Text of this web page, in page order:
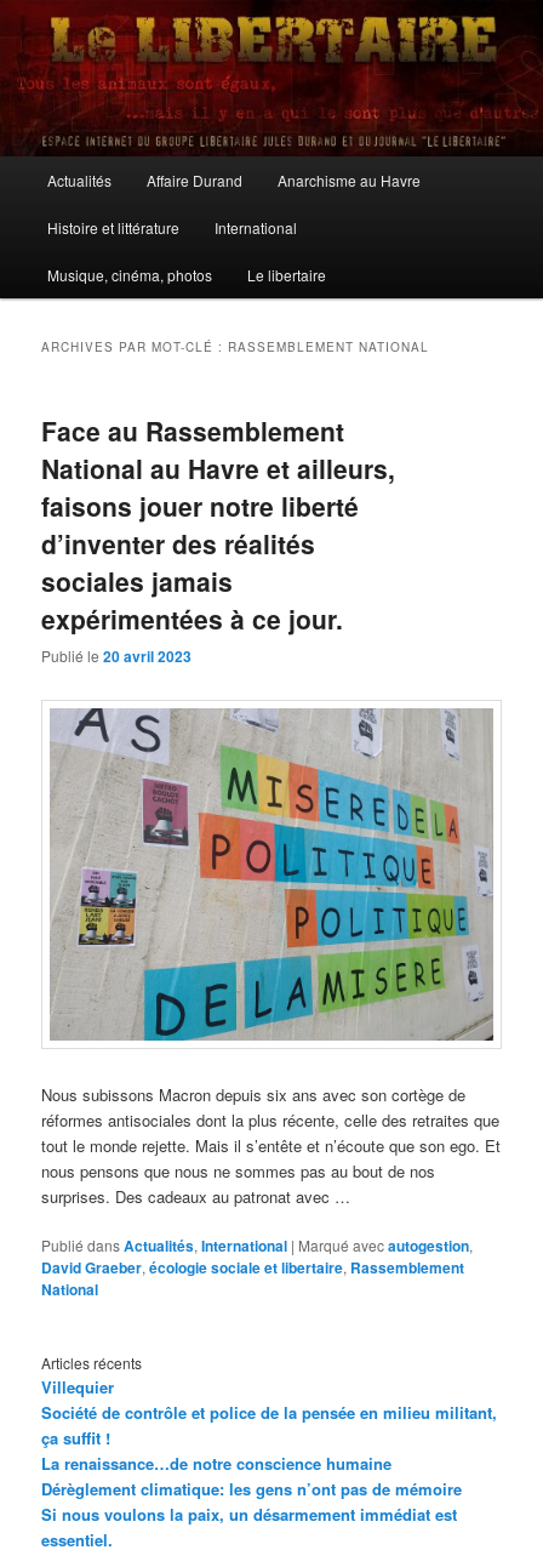
Aller
contenu
principal
Aller
contenu
secondaire
Le Libertaire
principal
Actualités Affaire Durand Anarchisme au Havre
Histoire et littérature International
Musique, cinéma, photos Le libertaire
ARCHIVES PAR MOT-CLÉ : RASSEMBLEMENT NATIONAL
Face au Rassemblement
National au Havre et ailleurs,
faisons jouer notre liberté
d’inventer des réalités
sociales jamais
expérimentées à ce jour.
Publié le20 avril 2023
Nous subissons Macron depuis six ans avec son cortège de
réformes antisociales dont la plus récente, celle des retraites que
tout le monde rejette. Mais il s’entête et n’écoute que son ego. Et
nous pensons que nous ne sommes pas au bout de nos
surprises. Des cadeaux au patronat avec …
Publié dansActualités,International | Marqué avecautogestion,
David Graeber,écologie sociale et libertaire, Rassemblement
National
Articles récents
Villequier
Société de contrôle et police de la pensée en milieu militant,
ça suffit !
La renaissance…de notre conscience humaine
Dérèglement climatique: les gens n’ont pas de mémoire
Si nous voulons la paix, un désarmement immédiat est
essentiel.